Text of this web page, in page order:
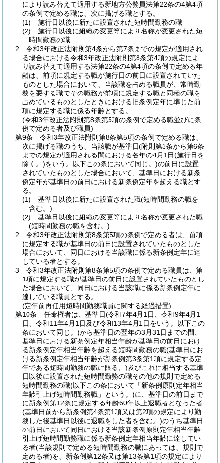
により読み替えて適用する新地方公務員法第22条の4第4項
の条例で定める職は、次に掲げる職とする。
(1)
施行日以後に新たに設置された短時間勤務の職
(2)
施行日以後に組織の変更等により名称が変更された短
時間勤務の職
2
令和3年改正法附則第4条から第7条までの規定が適用され
る場合における令和3年改正法附則第8条第4項の規定によ
り読み替えて適用する法第22条の4第4項の条例で定める年
齢は、前項に規定する職が施行日の前日に設置されていた
ものとした場合において、当該職を占める職員が、常時勤
務を要する職でその職務が前項に規定する職と同種の職を
占めているものとしたときにおける旧条例定年に準じた前
項に規定する職に係る年齢とする。
(令和3年改正法附則第8条第5項の条例で定める職並びに条
例で定める者及び職員)
第9条
令和3年改正法附則第8条第5項の条例で定める職は、
次に掲げる職のうち、当該職が基準日(附則第3条から第6条
までの規定が適用される間における各年の4月1日(施行日を
除く。)をいう。以下この条において同じ。)の前日に設置
されていたものとした場合において、基準日における新条
例定年が基準日の前日における新条例定年を超える職とす
る。
(1)
基準日以後に新たに設置された職(短時間勤務の職を
含む。)
(2)
基準日以後に組織の変更等により名称が変更された職
(短時間勤務の職を含む。)
2
令和3年改正法附則第8条第5項の条例で定める者は、前項
に規定する職が基準日の前日に設置されていたものとした
場合において、同日における当該職に係る新条例定年に達
している者とする。
3
令和3年改正法附則第8条第5項の条例で定める職員は、第
1項に規定する職が基準日の前日に設置されていたものとし
た場合において、同日における当該職に係る新条例定年に
達している職員とする。
(定年前再任用短時間勤務職員に関する経過措置)
第10条
任命権者は、基準日(令和7年4月1日、令和9年4月1
日、令和11年4月1日及び令和13年4月1日をいう。以下この
条において同じ。)から基準日の翌年の3月31日までの間、
基準日における新条例定年相当年齢が基準日の前日におけ
る新条例定年相当年齢を超える短時間勤務の職(基準日にお
ける新条例定年相当年齢が新条例第3条第1項に規定する定
年である短時間勤務の職に限る。)及びこれに相当する基準
日以後に設置された短時間勤務の職その他の規則で定める
短時間勤務の職(以下この条において「新条例原則定年相当
年齢引上げ短時間勤務職」という。)に、基準日の前日まで
に新条例第12条に規定する年齢60年以上退職者となった者
(基準日前から新条例第4条第1項又は第2項の規定により勤
務した後基準日以後に退職をした者を含む。)のうち基準日
の前日において同日における当該新条例原則定年相当年齢
引上げ短時間勤務職に係る新条例定年相当年齢に達してい
る者(当該規則で定める短時間勤務の職にあっては、規則で
定める者)を、新条例第12条又は第13条第1項の規定により